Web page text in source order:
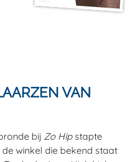
VAN
bij Zo Hip stapte
de winkel die bekend staat